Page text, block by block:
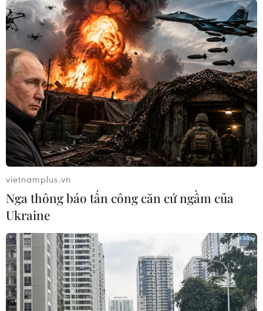
vietnamplus.vn
Nga thông báo tấn công căn cứ ngầm của
Ukraine